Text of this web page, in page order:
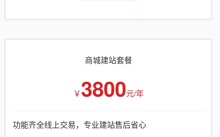
商城建站套餐
￥3800元/年
功能齐全线上交易，专业建站售后省心